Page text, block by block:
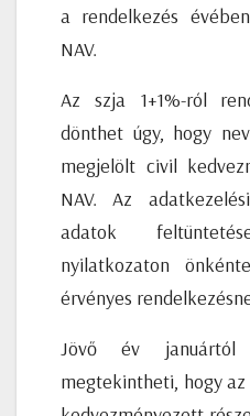
a rendelkezés
NAV.
Az szja 1+1%-ról
dönthet úgy, hogy
megjelölt civil
NAV. Az
adatok
nyilatkozaton
érvényes
Jövő év
megtekintheti, hogy